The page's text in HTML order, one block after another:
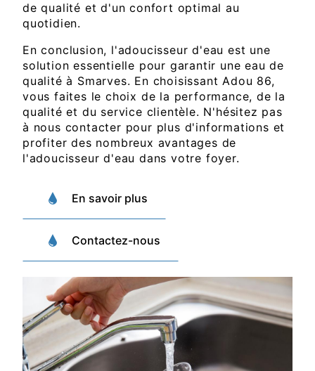
de qualité et d'un confort optimal au
quotidien.
En conclusion, l'adoucisseur d'eau est une
solution essentielle pour garantir une eau de
qualité à Smarves. En choisissant Adou 86,
vous faites le choix de la performance, de la
qualité et du service clientèle. N'hésitez pas
à nous contacter pour plus d'informations et
profiter des nombreux avantages de
l'adoucisseur d'eau dans votre foyer.
En savoir plus
Contactez-nous